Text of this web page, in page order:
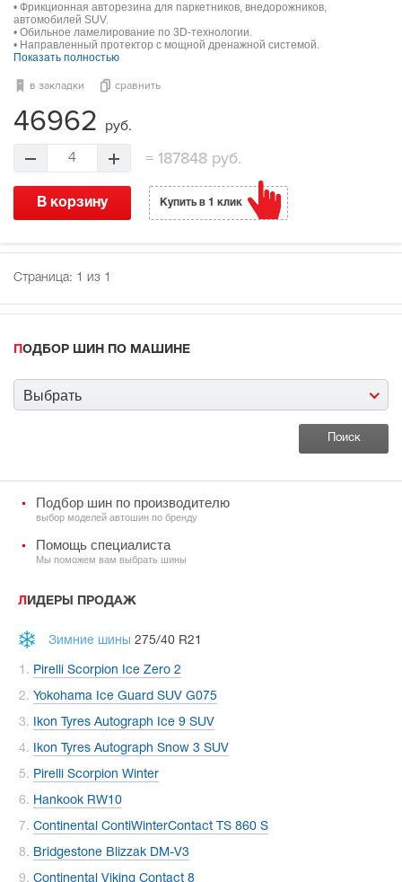
• Фрикционная авторезина для паркетников, внедорожников,
автомобилей SUV.
• Обильное ламелирование по 3D-технологии.
• Направленный протектор с мощной дренажной системой.
Показать полностью
в закладки сравнить
46962 руб.
4 = 187848 руб.
В корзину Купить в 1 клик
Страница: 1 из 1
ПОДБОР ШИН ПО МАШИНЕ
Выбрать
Подбор шин по производителю
выбор моделей автошин по бренду
Помощь специалиста
Мы поможем вам выбрать шины
ЛИДЕРЫ ПРОДАЖ
Зимние шины 275/40 R21
Pirelli Scorpion Ice Zero 2
Yokohama Ice Guard SUV G075
Ikon Tyres Autograph Ice 9 SUV
Ikon Tyres Autograph Snow 3 SUV
Pirelli Scorpion Winter
Hankook RW10
Continental ContiWinterContact TS 860 S
Bridgestone Blizzak DM-V3
Continental Viking Contact 8